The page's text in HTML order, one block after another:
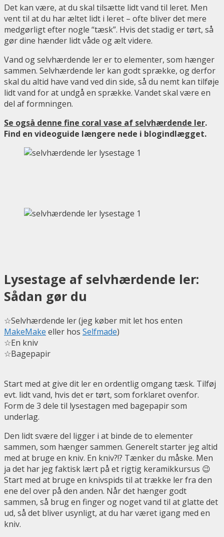
Det kan være, at du skal tilsætte lidt vand til leret. Men
vent til at du har æltet lidt i leret – ofte bliver det mere
medgørligt efter nogle “tæsk”. Hvis det stadig er tørt, så
gør dine hænder lidt våde og ælt videre.
Vand og selvhærdende ler er to elementer, som hænger
sammen. Selvhærdende ler kan godt sprække, og derfor
skal du altid have vand ved din side, så du nemt kan tilføje
lidt vand for at undgå en sprække. Vandet skal være en
del af formningen.
Se også denne fine coral vase af selvhærdende ler.
Find en videoguide længere nede i blogindlægget.
Lysestage af selvhærdende ler:
Sådan gør du
☆Selvhærdende ler (jeg køber mit let hos enten
MakeMake eller hos Selfmade)
☆En kniv
☆Bagepapir
Start med at give dit ler en ordentlig omgang tæsk. Tilføj
evt. lidt vand, hvis det er tørt, som forklaret ovenfor.
Form de 3 dele til lysestagen med bagepapir som
underlag.
Den lidt svære del ligger i at binde de to elementer
sammen, som hænger sammen. Generelt starter jeg altid
med at bruge en kniv. En kniv?!? Tænker du måske. Men
ja det har jeg faktisk lært på et rigtig keramikkursus 😉
Start med at bruge en knivspids til at trække ler fra den
ene del over på den anden. Når det hænger godt
sammen, så brug en finger og noget vand til at glatte det
ud, så det bliver usynligt, at du har været igang med en
kniv.